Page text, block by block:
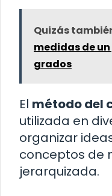
Quizás
medidas de un
grados
El método del
utilizada en
organizar
conceptos de
jerarquizada.